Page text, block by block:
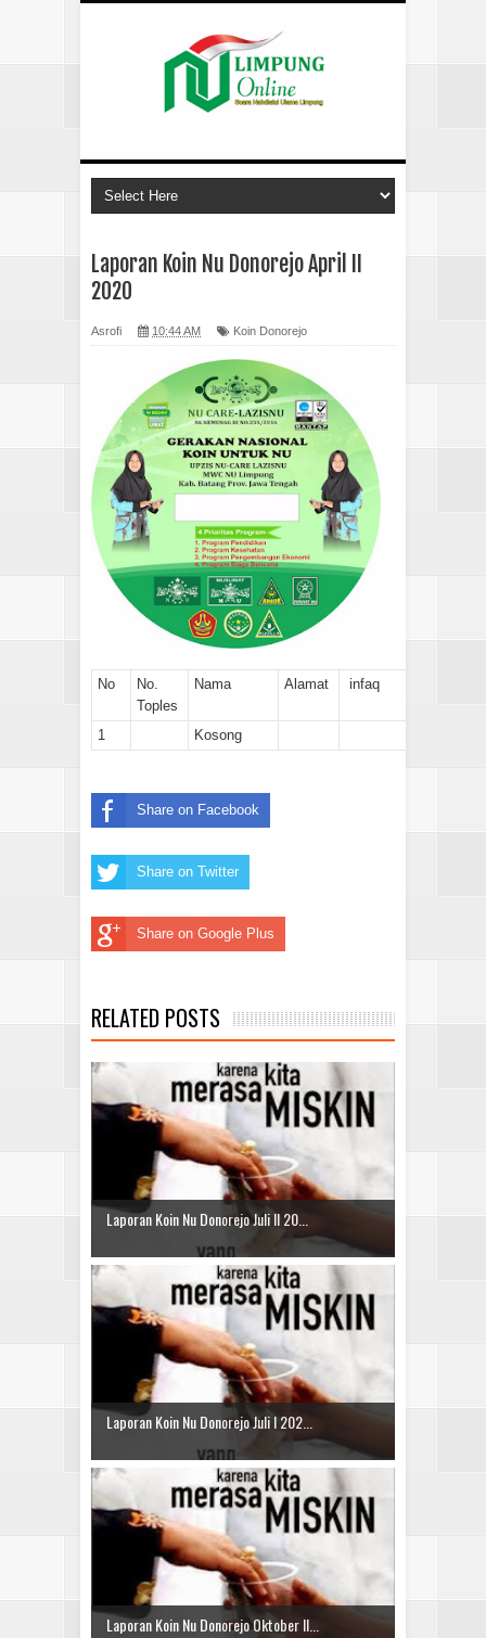
Laporan Koin Nu Donorejo April II
2020
Asrofi 10:44 AM Koin Donorejo
No
No.
Toples
Nama Alamat infaq
1 Kosong
Share on Facebook
Share on Twitter
Share on Google Plus
RELATED POSTS
Laporan Koin Nu Donorejo Juli II 20...
Laporan Koin Nu Donorejo Juli I 202...
Laporan Koin Nu Donorejo Oktober II...